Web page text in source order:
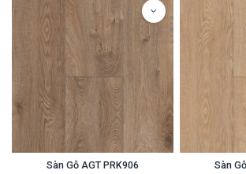
Sàn Gỗ AGT PRK906 Sàn